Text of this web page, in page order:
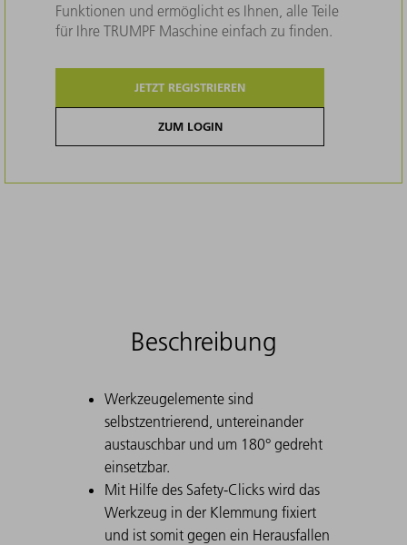
Funktionen und ermöglicht es Ihnen, alle Teile
für Ihre TRUMPF Maschine einfach zu finden.
JETZT REGISTRIEREN
ZUM LOGIN
Beschreibung
Werkzeugelemente sind
selbstzentrierend, untereinander
austauschbar und um 180° gedreht
einsetzbar.
Mit Hilfe des Safety-Clicks wird das
Werkzeug in der Klemmung fixiert
und ist somit gegen ein Herausfallen